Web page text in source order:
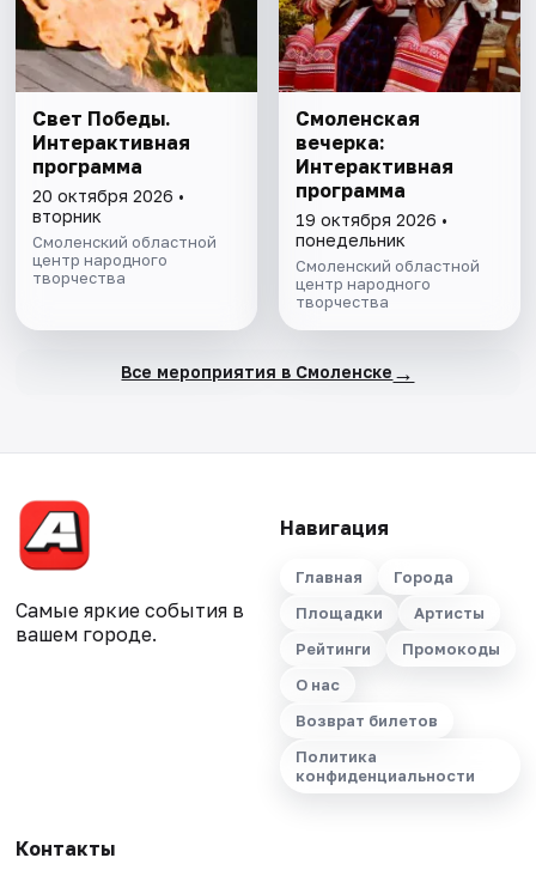
Свет Победы.
Интерактивная
программа
20 октября 2026 •
вторник
Смоленский областной
центр народного
творчества
Смоленская
вечерка:
Интерактивная
программа
19 октября 2026 •
понедельник
Смоленский областной
центр народного
творчества
Все мероприятия в Смоленске →
Самые яркие события в
вашем городе.
Навигация
Главная
Города
Площадки
Артисты
Рейтинги
Промокоды
О нас
Возврат билетов
Политика
конфиденциальности
Контакты